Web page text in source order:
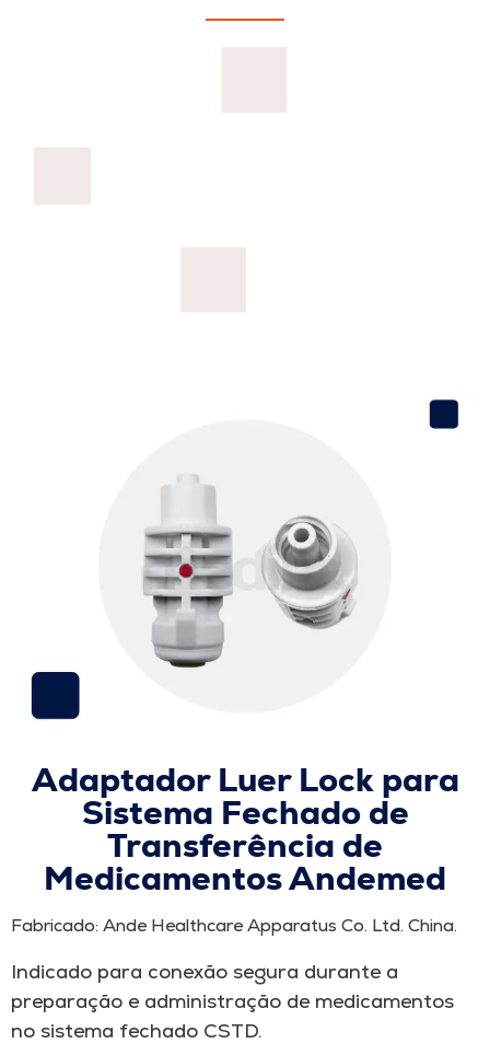
Adaptador Luer Lock para
Sistema Fechado de
Transferência de
Medicamentos Andemed
Fabricado: Ande Healthcare Apparatus Co. Ltd. China.
Indicado para conexão segura durante a
preparação e administração de medicamentos
no sistema fechado CSTD.